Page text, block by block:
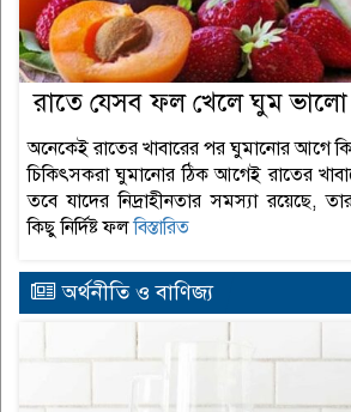
রাতে যেসব ফল খেলে ঘুম
অনেকেই রাতের খাবারের পর ঘুমানোর আগে
চিকিৎসকরা ঘুমানোর ঠিক আগেই রাতের
তবে যাদের নিদ্রাহীনতার সমস্যা রয়েছে,
কিছু নির্দিষ্ট ফলবিস্তারিত
অর্থনীতি ও বাণিজ্য